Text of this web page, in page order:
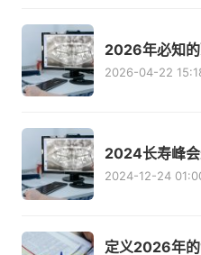
2026年必知
2026-04-22
2024长寿峰
2024-12-24
定义2026年